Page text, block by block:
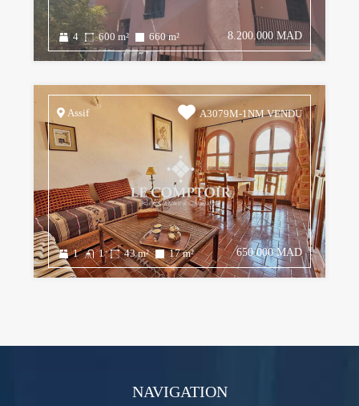
4 600 m² 660 m² 8.200.000 MAD
Assif A3079M-1NM VENDU
1 1 43 m² 17 m² 650.000 MAD
NAVIGATION